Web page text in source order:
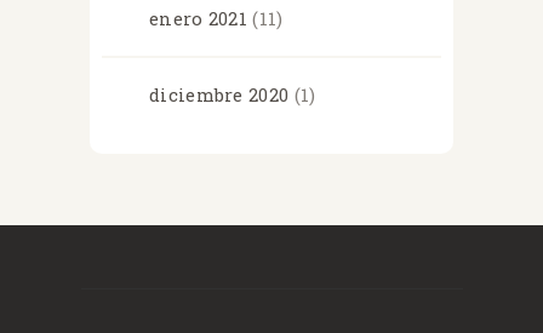
enero 2021 (11)
diciembre2020 (1)